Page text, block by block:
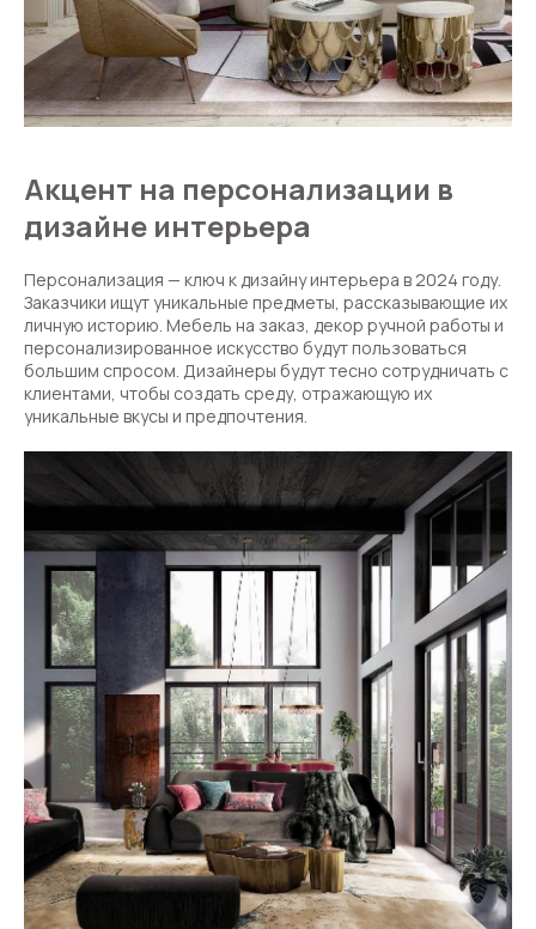
Акцент на персонализации в
дизайне интерьера
Персонализация — ключ к дизайну интерьера в 2024 году.
Заказчики ищут уникальные предметы, рассказывающие их
личную историю. Мебель на заказ, декор ручной работы и
персонализированное искусство будут пользоваться
большим спросом. Дизайнеры будут тесно сотрудничать с
клиентами, чтобы создать среду, отражающую их
уникальные вкусы и предпочтения.